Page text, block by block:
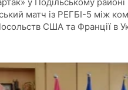
матч із РЕГБІ-5 між
США та Франції в